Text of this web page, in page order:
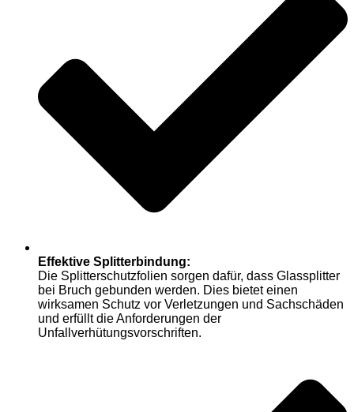
Effektive Splitterbindung:
Die Splitterschutzfolien sorgen dafür, dass Glassplitter
bei Bruch gebunden werden. Dies bietet einen
wirksamen Schutz vor Verletzungen und Sachschäden
und erfüllt die Anforderungen der
Unfallverhütungsvorschriften.